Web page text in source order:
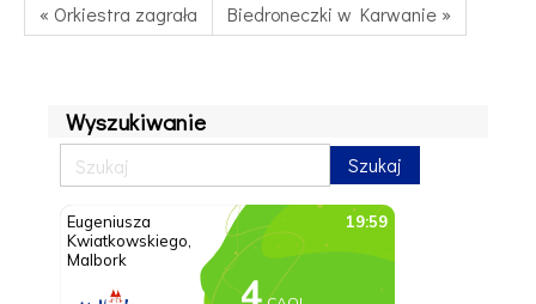
« Orkiestra zagrała Biedroneczki w Karwanie »
Wyszukiwanie